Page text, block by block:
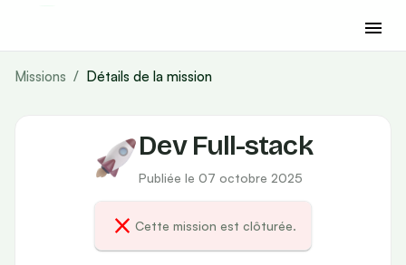
Missions / Détails de la mission
Dev Full-stack
Publiée le 07 octobre 2025
Cette mission est clôturée.